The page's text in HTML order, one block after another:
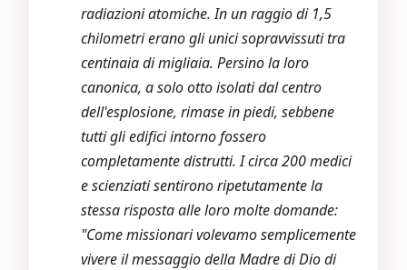
radiazioni atomiche. In un raggio di 1,5
chilometri erano gli unici sopravvissuti tra
centinaia di migliaia. Persino la loro
canonica, a solo otto isolati dal centro
dell'esplosione, rimase in piedi, sebbene
tutti gli edifici intorno fossero
completamente distrutti. I circa 200 medici
e scienziati sentirono ripetutamente la
stessa risposta alle loro molte domande:
"Come missionari volevamo semplicemente
vivere il messaggio della Madre di Dio di